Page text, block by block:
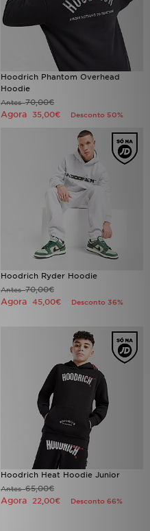
Hoodrich Phantom Overhead
Hoodie
Antes70,00€
Agora 35,00€ Desconto 50%
Hoodrich Ryder Hoodie
Antes70,00€
Agora 45,00€ Desconto 36%
Hoodrich Heat Hoodie Junior
Antes65,00€
Agora 22,00€ Desconto 66%